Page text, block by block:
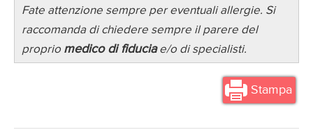
Fate attenzione sempre per eventuali allergie. Si
raccomanda di chiedere sempre il parere del
proprio medico di fiduciae/o di specialisti.
Stampa